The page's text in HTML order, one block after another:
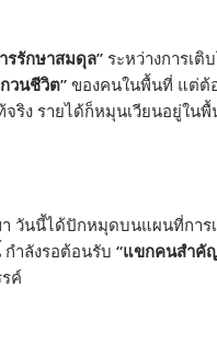
รรักษาสมดุล” ระหว่างการเ
วนชีวิต” ของคนในพื้นที่ แต่ต้
จริง รายได้ก็หมุนเวียนอยู่
วันนี้ได้ปักหมุดบนแผนที่กา
ำลังรอต้อนรับ “แขกคนสำคั
ค์